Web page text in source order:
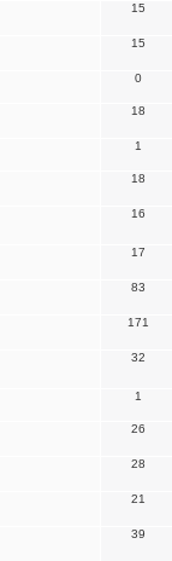
15
15
0
18
1
18
16
17
83
171
32
1
26
28
21
39